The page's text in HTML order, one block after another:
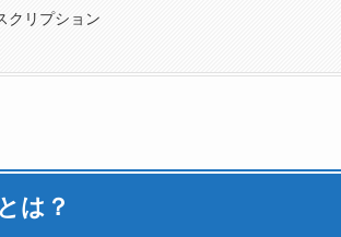
クリプション
は？